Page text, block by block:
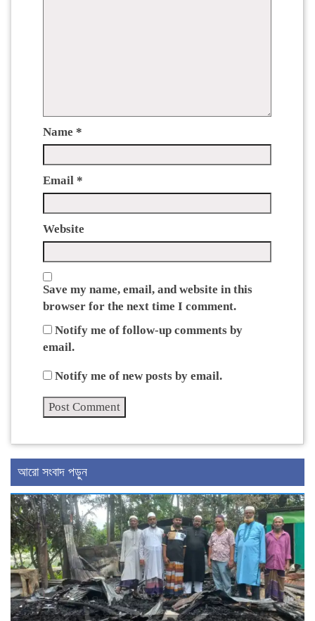
Name *
Email *
Website
Save my name, email, and website in this
browser for the next time I comment.
Notify me of follow-up comments by
email.
Notify me of new posts by email.
আরো সংবাদ পড়ুন